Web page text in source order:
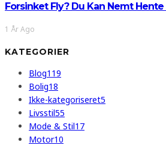
Forsinket Fly? Du Kan Nemt
1 År Ago
KATEGORIER
Blog119
Bolig18
Ikke-kategoriseret5
Livsstil55
Mode & Stil17
Motor10